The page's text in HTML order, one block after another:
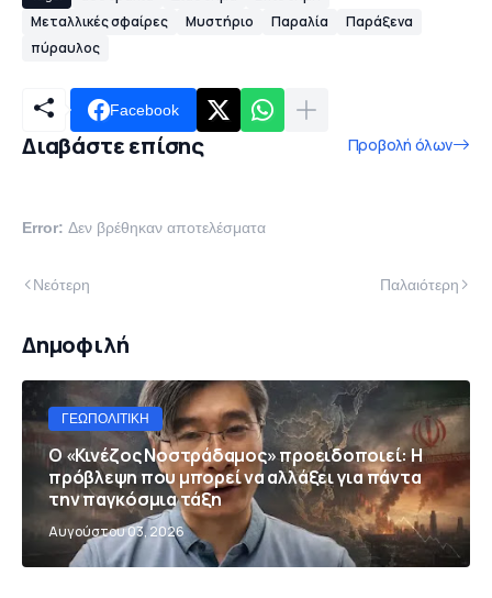
Μεταλλικές σφαίρες
Μυστήριο Παραλία
Παράξενα
πύραυλος
Facebook
Διαβάστε επίσης Προβολή όλων
Error: Δεν βρέθηκαν αποτελέσματα
Νεότερη Παλαιότερη
Δημοφιλή
ΓΕΩΠΟΛΙΤΙΚΉ
Ο «Κινέζος Νοστράδαμος» προειδοποιεί: Η
πρόβλεψη που μπορεί να αλλάξει για πάντα
την παγκόσμια τάξη
Αυγούστου 03, 2026